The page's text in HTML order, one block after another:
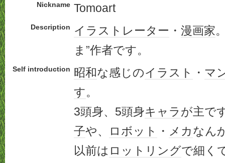
Nickname Tomoart
Description イラストレーター ・ 漫画家
ま”作者です。
Self introduction 昭和な感じのイラスト ・ マ
す。
3頭身、5頭身キャラが主で
子や、 ロボット ・ メカなん
以前は ロットリングで細く